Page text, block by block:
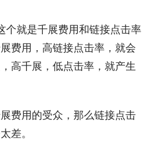
个就是千展费用和链接点击率
费用，高链接点击率，就会
高千展，低点击率，就产生
费用的受众，那么链接点击
差。